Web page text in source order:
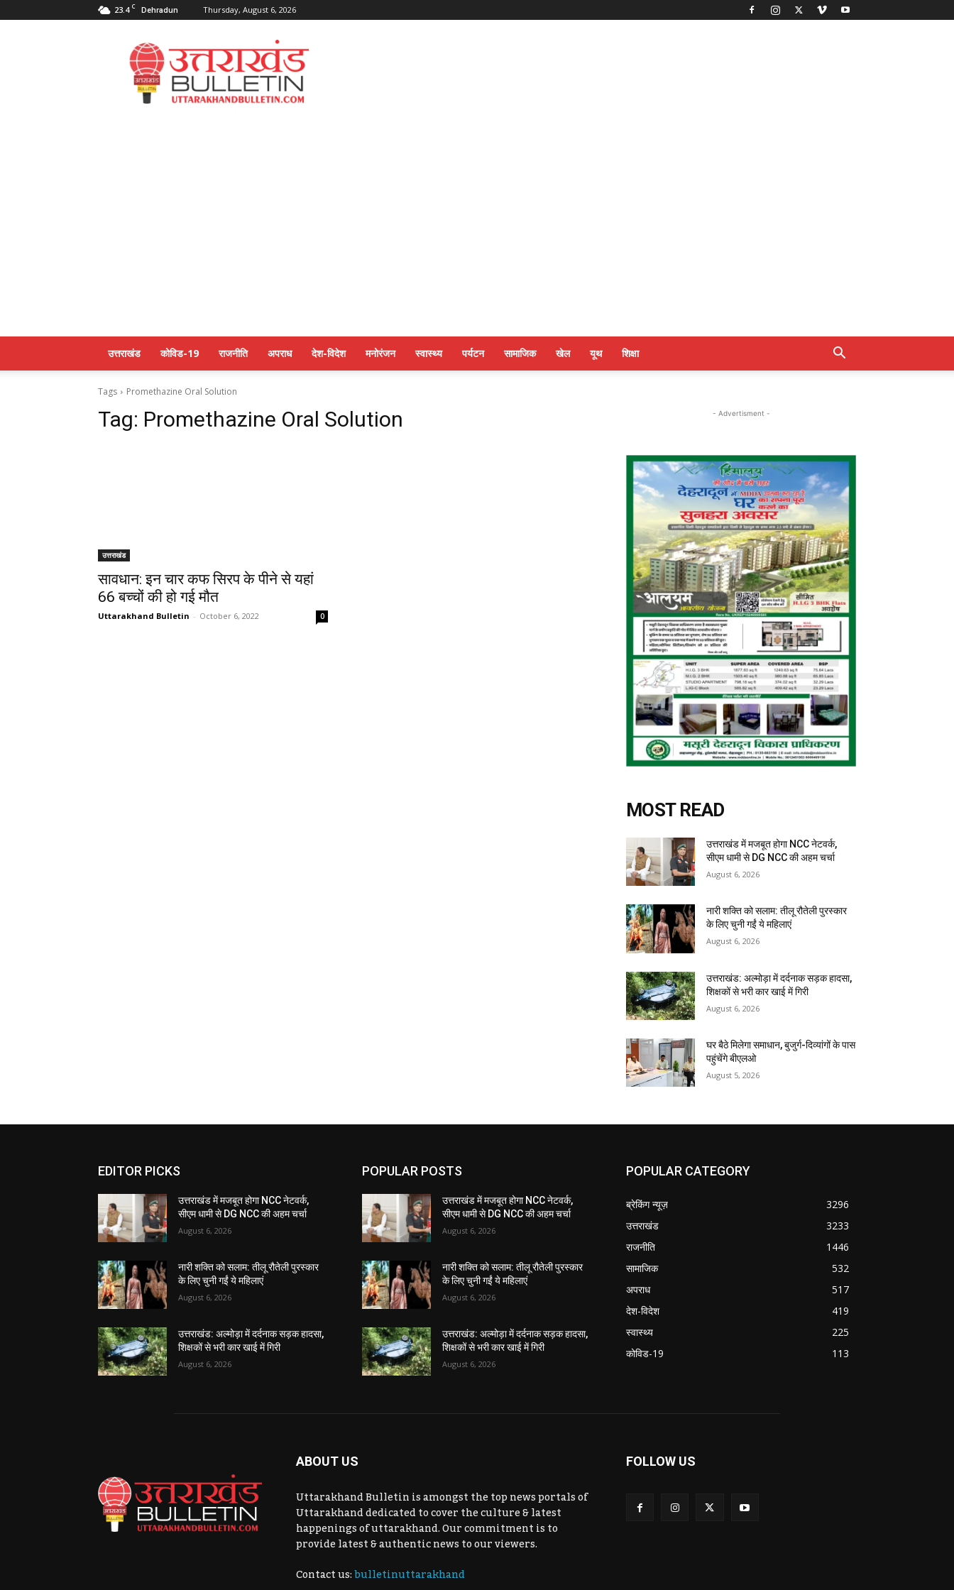
23.4 C Dehradun Thursday, August 6, 2026
Uttarakahnd
Bulletin
उत्तराखंड कोविड-19 राजनीति अपराध देश-विदेश मनोरंजन स्वास्थ्य पर्यटन सामाजिक खेल यूथ शिक्षा
Tags Promethazine Oral Solution
Tag: Promethazine Oral Solution
उत्तराखंड
सावधान: इन चार कफ सिरप के पीने से यहां
66 बच्चों की हो गई मौत
Uttarakhand Bulletin - October 6, 2022 0
- Advertisment -
MOST READ
उत्तराखंड में मजबूत होगा NCC नेटवर्क,
सीएम धामी से DG NCC की अहम चर्चा
August 6, 2026
नारी शक्ति को सलाम: तीलू रौतेली पुरस्कार
के लिए चुनी गईं ये महिलाएं
August 6, 2026
उत्तराखंड: अल्मोड़ा में दर्दनाक सड़क हादसा,
शिक्षकों से भरी कार खाई में गिरी
August 6, 2026
घर बैठे मिलेगा समाधान, बुजुर्ग-दिव्यांगों के पास
पहुंचेंगे बीएलओ
August 5, 2026
EDITOR PICKS
उत्तराखंड में मजबूत होगा NCC नेटवर्क,
सीएम धामी से DG NCC की अहम चर्चा
August 6, 2026
नारी शक्ति को सलाम: तीलू रौतेली पुरस्कार
के लिए चुनी गईं ये महिलाएं
August 6, 2026
उत्तराखंड: अल्मोड़ा में दर्दनाक सड़क हादसा,
शिक्षकों से भरी कार खाई में गिरी
August 6, 2026
POPULAR POSTS
उत्तराखंड में मजबूत होगा NCC नेटवर्क,
सीएम धामी से DG NCC की अहम चर्चा
August 6, 2026
नारी शक्ति को सलाम: तीलू रौतेली पुरस्कार
के लिए चुनी गईं ये महिलाएं
August 6, 2026
उत्तराखंड: अल्मोड़ा में दर्दनाक सड़क हादसा,
शिक्षकों से भरी कार खाई में गिरी
August 6, 2026
POPULAR CATEGORY
ब्रेकिंग न्यूज़
3296
उत्तराखंड
3233
राजनीति
1446
सामाजिक
532
अपराध
517
देश-विदेश
419
स्वास्थ्य
225
कोविड-19
113
ABOUT US
Uttarakhand Bulletin is amongst the top news portals of
Uttarakhand dedicated to cover the culture & latest
happenings of uttarakhand. Our commitment is to
provide latest & authentic news to our viewers.
Contact us:bulletinuttarakhand
FOLLOW US